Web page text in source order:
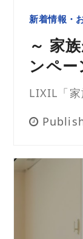
新着情報・
～ 家
ンペー
LIXIL「